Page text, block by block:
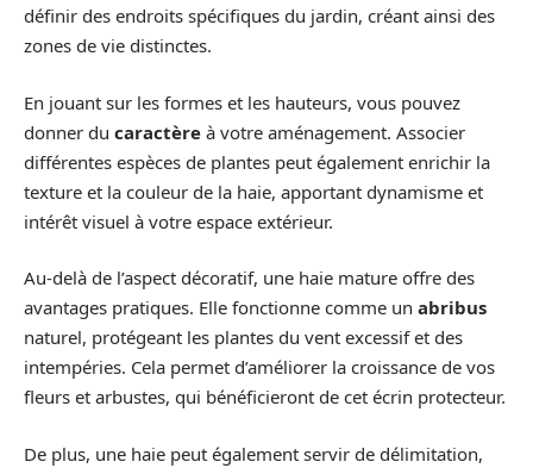
définir des endroits spécifiques du jardin, créant ainsi des
zones de vie distinctes.
En jouant sur les formes et les hauteurs, vous pouvez
donner du caractère à votre aménagement. Associer
différentes espèces de plantes peut également enrichir la
texture et la couleur de la haie, apportant dynamisme et
intérêt visuel à votre espace extérieur.
Au-delà de l’aspect décoratif, une haie mature offre des
avantages pratiques. Elle fonctionne comme un abribus
naturel, protégeant les plantes du vent excessif et des
intempéries. Cela permet d’améliorer la croissance de vos
fleurs et arbustes, qui bénéficieront de cet écrin protecteur.
De plus, une haie peut également servir de délimitation,